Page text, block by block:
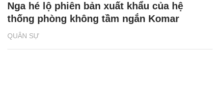
QUÂN SỰ
Nga hé lộ phiên bản xuất khẩu của hệ
thống phòng không tầm ngắn Komar